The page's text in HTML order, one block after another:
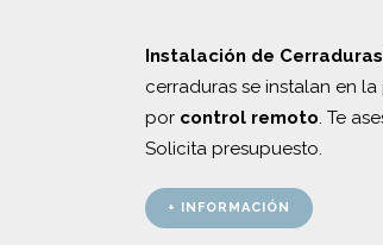
Instalación de
cerraduras se instalan en
por control remoto. Te
Solicita presupuesto.
+ INFORMACIÓN